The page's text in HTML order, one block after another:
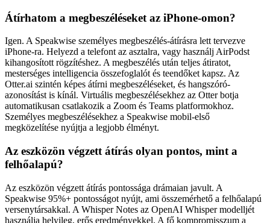
Átírhatom a megbeszéléseket az iPhone-omon?
Igen. A Speakwise személyes megbeszélés-átírásra lett tervezve
iPhone-ra. Helyezd a telefont az asztalra, vagy használj AirPodst
kihangosított rögzítéshez. A megbeszélés után teljes átiratot,
mesterséges intelligencia összefoglalót és teendőket kapsz. Az
Otter.ai szintén képes átírni megbeszéléseket, és hangszóró-
azonosítást is kínál. Virtuális megbeszélésekhez az Otter botja
automatikusan csatlakozik a Zoom és Teams platformokhoz.
Személyes megbeszélésekhez a Speakwise mobil-első
megközelítése nyújtja a legjobb élményt.
Az eszközön végzett átírás olyan pontos, mint a
felhőalapú?
Az eszközön végzett átírás pontossága drámaian javult. A
Speakwise 95%+ pontosságot nyújt, ami összemérhető a felhőalapú
versenytársakkal. A Whisper Notes az OpenAI Whisper modelljét
használja helyileg, erős eredményekkel. A fő kompromisszum a